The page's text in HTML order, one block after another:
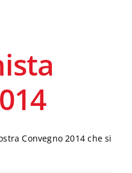
Convegno 2014 che si